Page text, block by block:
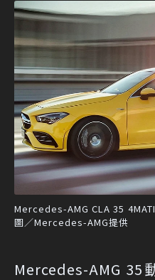
Mercedes-AMG CLA 35
圖／Mercedes-AMG提供
Mercedes-AMG 35